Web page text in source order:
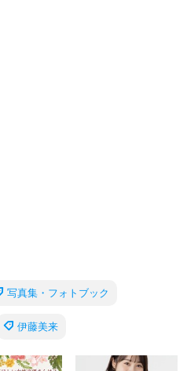
写真集・フォトブック
伊藤美来